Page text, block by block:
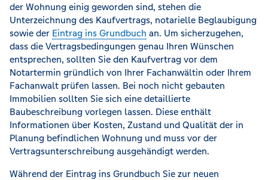
der Wohnung einig geworden sind, stehen die
Unterzeichnung des Kaufvertrags, notarielle Beglaubigung
sowie der Eintrag ins Grundbuch an. Um sicherzugehen,
dass die Vertragsbedingungen genau Ihren Wünschen
entsprechen, sollten Sie den Kaufvertrag vor dem
Notartermin gründlich von Ihrer Fachanwältin oder Ihrem
Fachanwalt prüfen lassen. Bei noch nicht gebauten
Immobilien sollten Sie sich eine detaillierte
Baubeschreibung vorlegen lassen. Diese enthält
Informationen über Kosten, Zustand und Qualität der in
Planung befindlichen Wohnung und muss vor der
Vertragsunterschreibung ausgehändigt werden.
Während der Eintrag ins Grundbuch Sie zur neuen